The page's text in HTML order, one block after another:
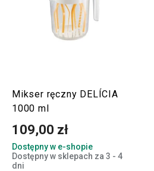
Mikser ręczny DELÍCIA
1000 ml
109,00 zł
Dostępny w e-shopie
Dostępny w sklepach za 3 - 4
dni